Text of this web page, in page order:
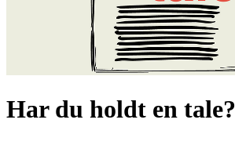
Har du holdt en tale?